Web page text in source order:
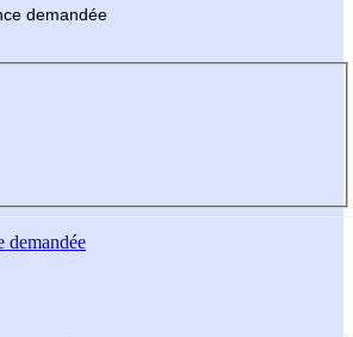
demandée
demandée